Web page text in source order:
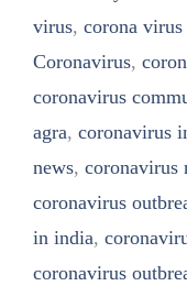
virus, corona virus
Coronavirus,
coronavirus
agra, coronavirus
news, coronavirus
coronavirus
in india,
coronavirus